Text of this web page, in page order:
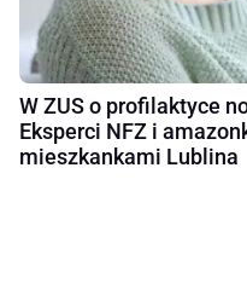
W ZUS o profilaktyce
Eksperci NFZ i
mieszkankami Lublina